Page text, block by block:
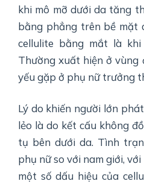
khi mô mỡ dưới da tăng
bằng phẳng trên bề mặt
cellulite bằng mắt là
Thường xuất hiện ở vùng
yếu gặp ở phụ nữ trưởng
Lý do khiến người lớn
lẻo là do kết cấu không
tụ bên dưới da. Tình
phụ nữ so với nam giới,
một số dấu hiệu của